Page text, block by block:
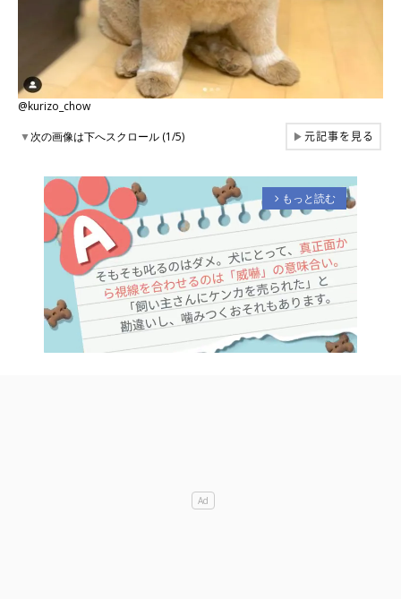
@kurizo_chow
▼次の画像は下へスクロール (1/5) ▶元記事を見る
arrow_forward_ios もっと読む